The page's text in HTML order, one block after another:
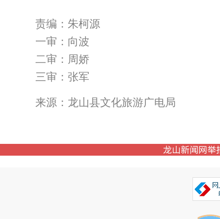
责编：朱柯源
一审：向波
二审：周娇
三审：张军
来源：龙山县文化旅游广电局